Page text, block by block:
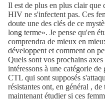
Il est de plus en plus clair que
HIV ne s'infectent pas. Ces
doute une des clés de ce
long terme». Je pense qu'en
comprendra de mieux en
développent et comment on
Quels sont vos prochains
intéressons à une catégorie
CTL qui sont supposés
résistantes ont, en général ,
maintenant étudier si ces